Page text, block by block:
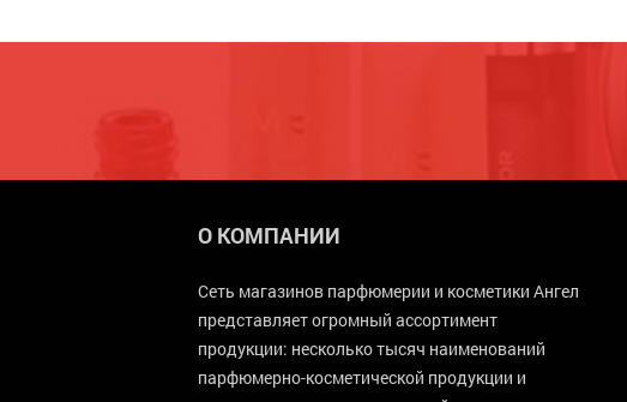
О КОМПАНИИ
Сеть магазинов парфюмерии и косметики Ангел
представляет огромный ассортимент
продукции: несколько тысяч наименований
парфюмерно-косметической продукции и